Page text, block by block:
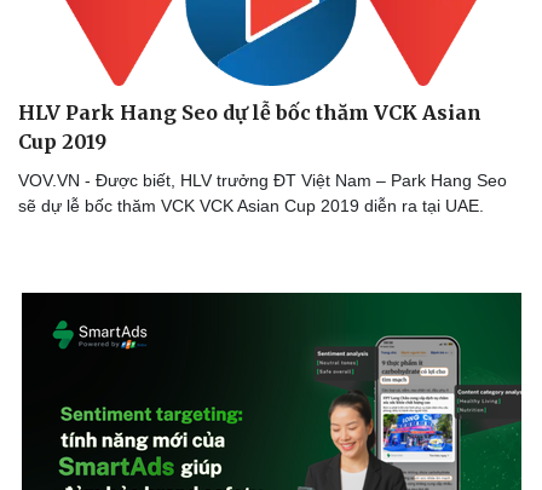
Sức khỏe
Dinh dưỡng - món ngon
Nhi khoa
Nam khoa
Làm đẹp - giảm cân
Đời sống
Nhà đẹp
HLV Park Hang Seo dự lễ bốc thăm VCK Asian
Cup 2019
VOV.VN - Được biết, HLV trưởng ĐT Việt Nam – Park Hang Seo
sẽ dự lễ bốc thăm VCK VCK Asian Cup 2019 diễn ra tại UAE.